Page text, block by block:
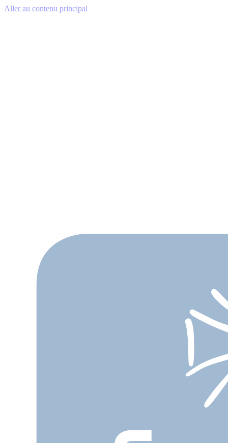
Aller au contenu principal